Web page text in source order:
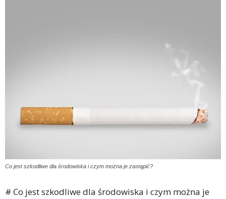
Co jest szkodliwe dla środowiska i czym można je zastąpić?
# Co jest szkodliwe dla środowiska i czym można je